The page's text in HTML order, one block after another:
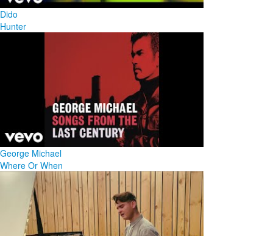
Dido
Hunter
George Michael
Where Or When